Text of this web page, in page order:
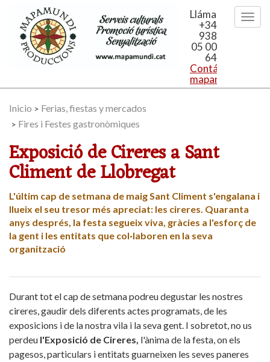
Llámanos
+34
938
05 00
64
Contáctanos:
Inicio > Ferias, fiestas y mercados
> Fires i Festes gastronòmiques
Exposició de Cireres a Sant
Climent de Llobregat
L'últim cap de setmana de maig Sant Climent s'engalana i
llueix el seu tresor més apreciat: les cireres. Quaranta
anys després, la festa segueix viva, gràcies a l'esforç de
la gent i les entitats que col·laboren en la seva
organització
Durant tot el cap de setmana podreu degustar les nostres
cireres, gaudir dels diferents actes programats, de les
exposicions i de la nostra vila i la seva gent. I sobretot, no us
perdeu l'Exposició de Cireres, l'ànima de la festa, on els
pagesos, particulars i entitats guarneixen les seves paneres